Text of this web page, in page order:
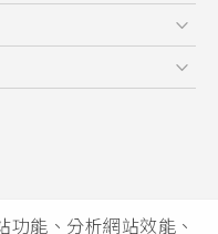
能、分析網站效能、